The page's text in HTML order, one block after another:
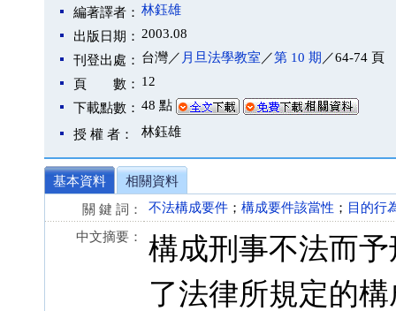
編著譯者： 林鈺雄
出版日期： 2003.08
刊登出處： 台灣／ 月旦法學教室 ／第 10 期 ／64-74 頁
頁 數： 12
下載點數： 48 點
授 權 者： 林鈺雄
基本資料
相關資料
關 鍵 詞：
不法構成要件 ； 構成要件該當性 ； 目的行
中文摘要：
構成刑事不法而
了法律所規定的